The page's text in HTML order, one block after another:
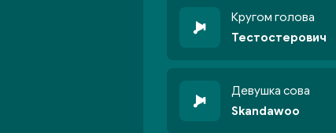
Кругом голова
Тестостерович
Девушка сова
Skandawoo